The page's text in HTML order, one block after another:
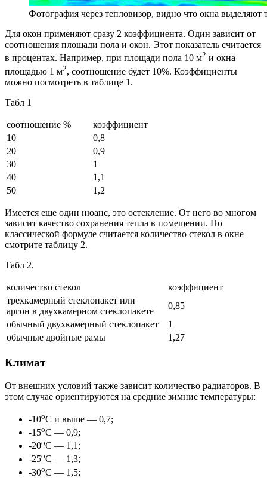
Фотография через тепловизор, видно что окна выделяют
Для окон применяют сразу 2 коэффициента. Один зависит от
соотношения площади пола и окон. Этот показатель считается
в процентах. Например, при площади пола 10 м2 и окна
площадью 1 м2, соотношение будет 10%. Коэффициенты
можно посмотреть в таблице 1.
Табл 1
соотношение %
коэффициент
10
0,8
20
0,9
30
1
40
1,1
50
1,2
Имеется еще один нюанс, это остекление. От него во многом
зависит качество сохранения тепла в помещении. По
классической формуле считается количество стекол в окне
смотрите таблицу 2.
Табл 2.
количество стекол
коэффициент
трехкамерный стеклопакет или
аргон в двухкамерном стеклопакете
0,85
обычный двухкамерный стеклопакет
1
обычные двойные рамы
1,27
Климат
От внешних условий также зависит количество радиаторов. В
этом случае ориентируются на средние зимние температуры:
-10оС и выше — 0,7;
-15оС — 0,9;
-20оС — 1,1;
-25оС — 1,3;
-30оС — 1,5;